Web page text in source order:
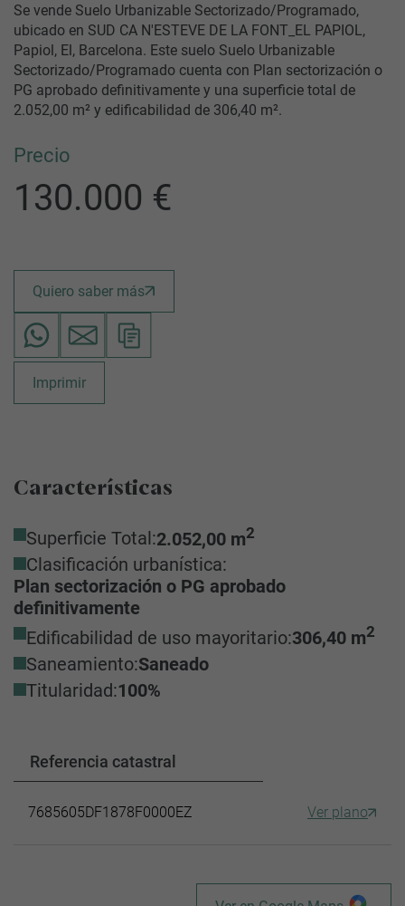
Se vende Suelo Urbanizable Sectorizado/Programado,
ubicado en SUD CA N'ESTEVE DE LA FONT_EL PAPIOL,
Papiol, El, Barcelona. Este suelo Suelo Urbanizable
Sectorizado/Programado cuenta con Plan sectorización o
PG aprobado definitivamente y una superficie total de
2.052,00 m² y edificabilidad de 306,40 m².
Precio
130.000 €
Quiero saber más
Imprimir
Características
Superficie Total:2.052,00 m2
Clasificación urbanística:
Plan sectorización o PG aprobado
definitivamente
Edificabilidad de uso mayoritario:306,40 m2
Saneamiento:Saneado
Titularidad:100%
Referencia catastral
7685605DF1878F0000EZ Ver plano